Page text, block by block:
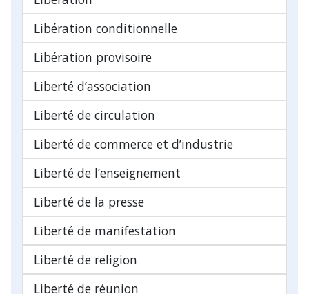
Libération conditionnelle
Libération provisoire
Liberté d’association
Liberté de circulation
Liberté de commerce et d’industrie
Liberté de l’enseignement
Liberté de la presse
Liberté de manifestation
Liberté de religion
Liberté de réunion